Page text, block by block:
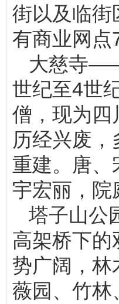
街以及临街
有商业网点
大慈寺
世纪至4世
僧，现为四
历经兴废
重建。唐、
宇宏丽，院
塔子山公
高架桥下的
势广阔，林
薇园、竹林